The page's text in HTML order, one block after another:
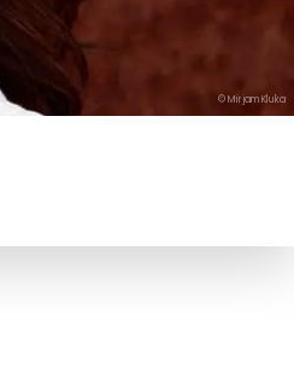
© Mirjam Kluka